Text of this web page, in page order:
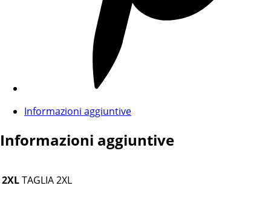
Informazioni aggiuntive
Informazioni aggiuntive
2XLTAGLIA 2XL